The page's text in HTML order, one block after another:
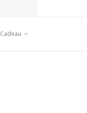
Cadeau